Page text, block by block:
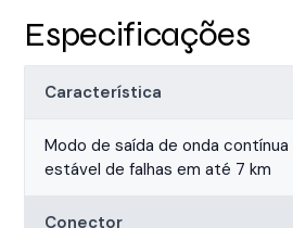
Especificações
Característica
Modo de saída de onda
estável de falhas em até 7 km
Conector